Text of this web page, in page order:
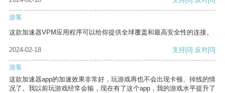
游客
这款加速器VPM应用程序可以给你提供全球覆盖和最高安全性的连接。
2024-02-18 支持[0] 反对[0]
游客
这款加速器app的加速效果非常好，玩游戏再也不会出现卡顿、掉线的情
况了。我以前玩游戏经常会输，现在有了这个app，我的游戏水平提升了